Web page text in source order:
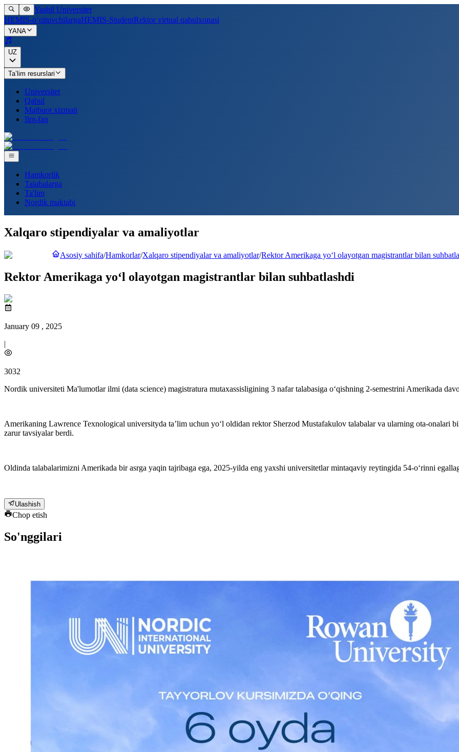
Yashil Universitet
HEMIS-o‘qituvchilargaHEMIS-StudentRektor virtual qabulxonasi
YANA
UZ
Ta’lim resurslari
Universitet
Qabul
Matbuot xizmati
Ilm-fan
Hamkorlik
Talabalarga
Ta'lim
Nordik maktabi
Xalqaro stipendiyalar va amaliyotlar
Asosiy sahifa/Hamkorlar/Xalqaro stipendiyalar va amaliyotlar/Rektor Amerikaga yo‘l olayotgan magistrantlar bilan
Rektor Amerikaga yo‘l olayotgan magistrantlar bilan suhbatlashdi
January 09 , 2025
|
3032
Nordik universiteti Ma'lumotlar ilmi (data science) magistratura mutaxassisligining 3 nafar talabasiga o‘qishning 2-semestrini Amerikada
Amerikaning Lawrence Texnological universityda taʼlim uchun yo‘l oldidan rektor Sherzod Mustafakulov talabalar va ularning ota-onalari
zarur tavsiyalar berdi.
Oldinda talabalarimizni Amerikada bir asrga yaqin tajribaga ega, 2025-yilda eng yaxshi universitetlar mintaqaviy reytingida 54-o‘rinni
Ulashish
Chop etish
So'nggilari